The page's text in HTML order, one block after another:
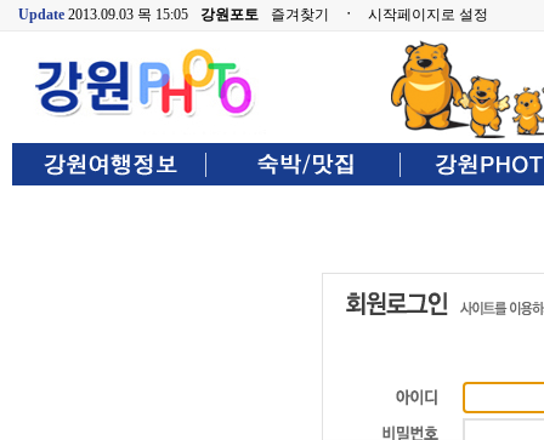
Update 2013.09.03 목 15:05 강원포토 즐겨찾기 ㆍ 시작페이지로 설정